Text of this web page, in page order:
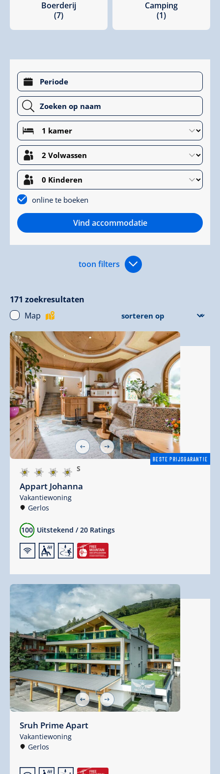
Boerderij
(7)
Camping
(1)
online te boeken
Vind accommodatie
toon filters
171 zoekresultaten
Map
BESTE PRIJSGARANTIE
S
Appart Johanna
Vakantiewoning
Gerlos
100 Uitstekend / 20 Ratings
🜉🗔🞷
Sruh Prime Apart
Vakantiewoning
Gerlos